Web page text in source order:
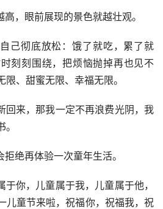
，眼前展现的景色就越壮观。
己彻底放松：饿了就吃，累了就
刻刻围绕，把烦恼抛掉再也见不
、甜蜜无限、幸福无限。
回来，那我一定不再浪费光阴，我
绝再体验一次童年生活。
你，儿童属于我，儿童属于他，
儿童节来啦，祝福你，祝福我，祝